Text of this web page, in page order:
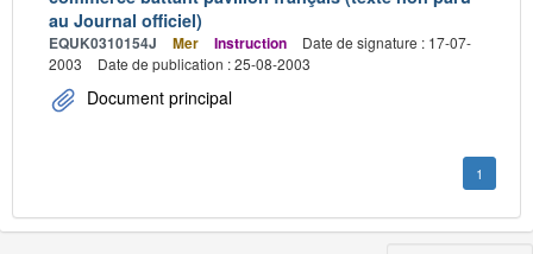
au Journal officiel)
EQUK0310154J Mer Instruction
Date de signature : 17-07-
2003
Date de publication : 25-08-2003
Document principal
1